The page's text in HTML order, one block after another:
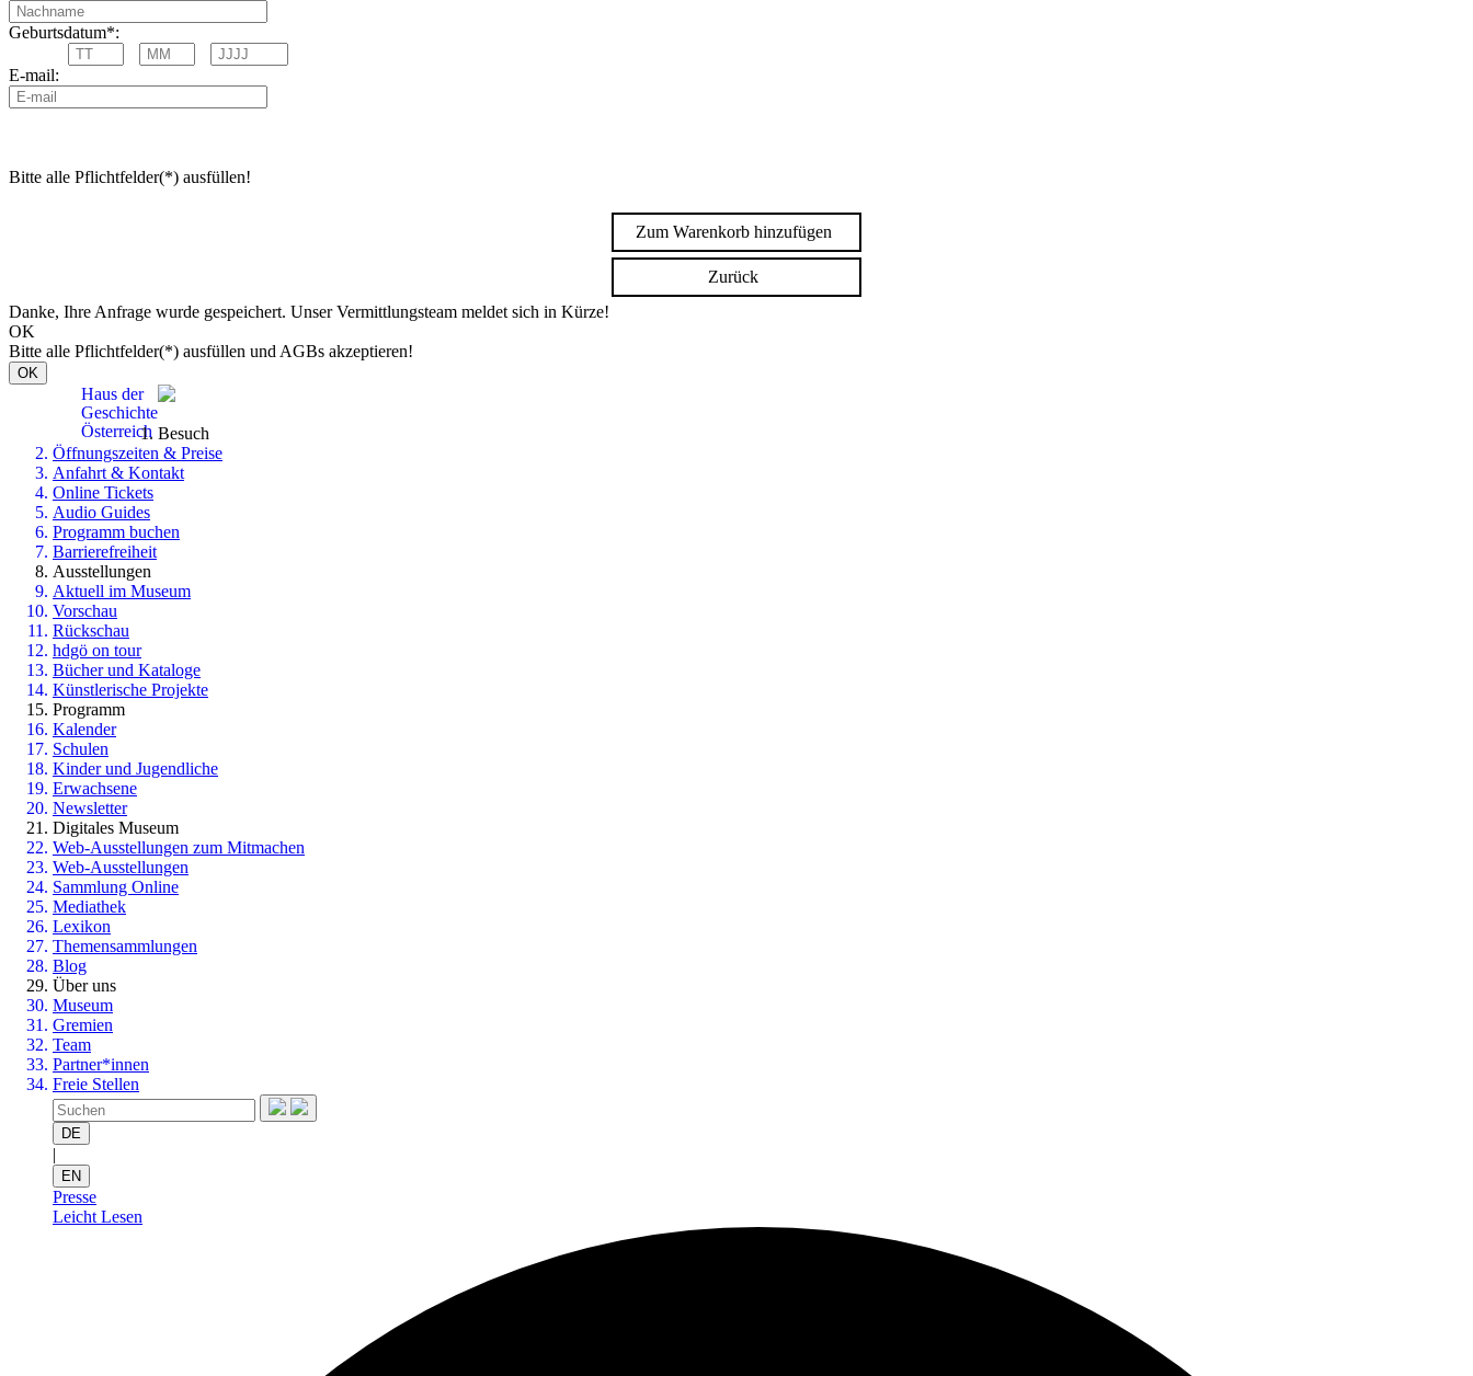
Geburtsdatum*:
E-mail:
Bitte alle Pflichtfelder(*) ausfüllen!
Zum Warenkorb hinzufügen
Zurück
Danke, Ihre Anfrage wurde gespeichert. Unser Vermittlungsteam meldet sich in Kürze!
OK
Bitte alle Pflichtfelder(*) ausfüllen und AGBs akzeptieren!
OK
Haus der
Geschichte
Österreich Besuch
Öffnungszeiten & Preise
Anfahrt & Kontakt
Online Tickets
Audio Guides
Programm buchen
Barrierefreiheit
Ausstellungen
Aktuell im Museum
Vorschau
Rückschau
hdgö on tour
Bücher und Kataloge
Künstlerische Projekte
Programm
Kalender
Schulen
Kinder und Jugendliche
Erwachsene
Newsletter
Digitales Museum
Web-Ausstellungen zum Mitmachen
Web-Ausstellungen
Sammlung Online
Mediathek
Lexikon
Themensammlungen
Blog
Über uns
Museum
Gremien
Team
Partner*innen
Freie Stellen
DE
|
EN
Presse
Leicht Lesen